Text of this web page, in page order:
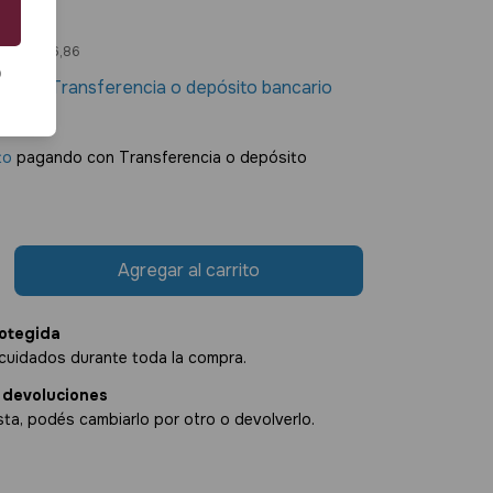
$11.476,86
Transferencia o depósito bancario
pagando con Transferencia o depósito
durante toda la compra.
podés cambiarlo por otro o devolverlo.